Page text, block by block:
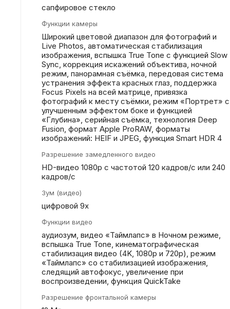
сапфировое стекло
Функции камеры
Широкий цветовой диапазон для фотографий и
Live Photos, автоматическая стабилизация
изображения, вспышка True Tone с функцией Slow
Sync, коррекция искажений объектива, ночной
режим, панорамная съёмка, передовая система
устранения эффекта красных глаз, поддержка
Focus Pixels на всей матрице, привязка
фотографий к месту съёмки, режим «Портрет» с
улучшенным эффектом боке и функцией
«Глубина», серийная съëмка, технология Deep
Fusion, формат Apple ProRAW, форматы
изображений: HEIF и JPEG, функция Smart HDR 4
Разрешение замедленного видео
HD-видео 1080р c частотой 120 кадров/ с или 240
кадров/ с
Зум (видео)
цифровой 9х
Функции видео
аудиозум, видео «Таймлапс» в Ночном режиме,
вспышка True Tone, кинематографическая
стабилизация видео (4K, 1080p и 720p), режим
«Таймлапс» со стабилизацией изображения,
следящий автофокус, увеличение при
воспроизведении, функция QuickTake
Разрешение фронтальной камеры